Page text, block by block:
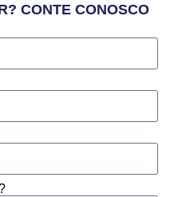
CONTE CONOSCO